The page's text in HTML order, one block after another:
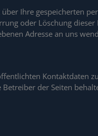
Ihre gespeicherten
oder Löschung
Adresse an uns
Kontaktdaten
der Seiten